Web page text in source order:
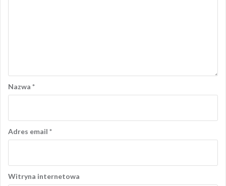
Nazwa *
Adres email *
Witryna internetowa